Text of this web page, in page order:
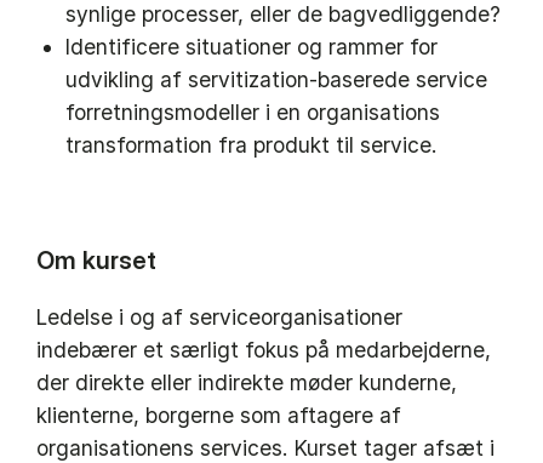
synlige processer, eller de bagvedliggende?
Identificere situationer og rammer for
udvikling af servitization-baserede service
forretningsmodeller i en organisations
transformation fra produkt til service.
Om kurset
Ledelse i og af serviceorganisationer
indebærer et særligt fokus på medarbejderne,
der direkte eller indirekte møder kunderne,
klienterne, borgerne som aftagere af
organisationens services. Kurset tager afsæt i